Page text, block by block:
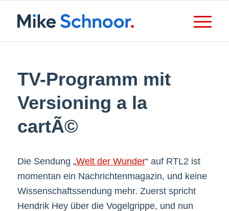
TV-Programm mit
Versioning a la
cartÃ©
Die Sendung „Welt der Wunder“ auf RTL2 ist
momentan ein Nachrichtenmagazin, und keine
Wissenschaftssendung mehr. Zuerst spricht
Hendrik Hey über die Vogelgrippe, und nun